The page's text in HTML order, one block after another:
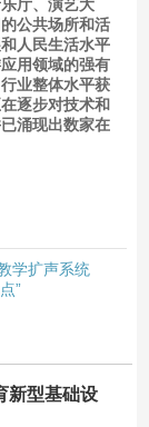
厅、演艺大
公共场所和活
人民生活水平
用领域的强有
业整体水平获
逐步对技术和
涌现出数家在
学扩声系统
”
新型基础设
的指导意